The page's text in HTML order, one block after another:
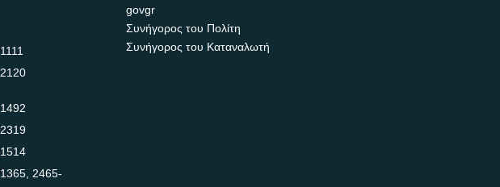
,2465-
govgr
Συνήγορος του Πολίτη
Συνήγορος του Καταναλωτή